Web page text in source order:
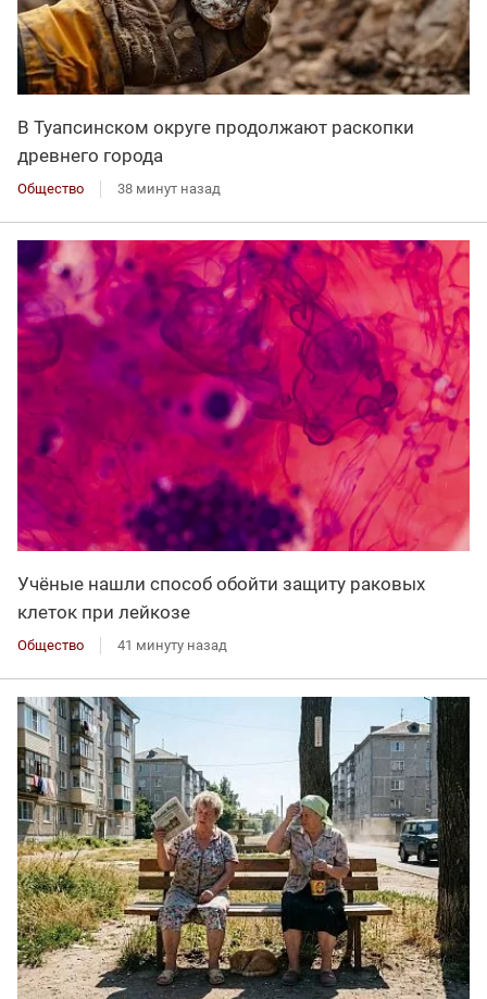
В Туапсинском округе продолжают раскопки
древнего города
Общество 38 минут назад
Учёные нашли способ обойти защиту раковых
клеток при лейкозе
Общество 41 минуту назад